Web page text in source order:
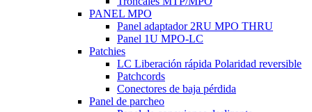
PANEL MPO
Panel adaptador 2RU MPO THRU
Panel 1U MPO-LC
Patchies
LC Liberación rápida Polaridad reversible
Patchcords
Conectores de baja pérdida
Panel de parcheo